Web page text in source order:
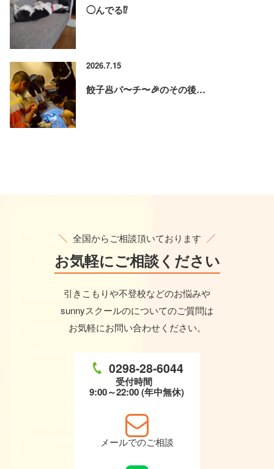
◯んでる⁉️
2026.7.15
餃子🥟パ〜チ〜🎉のその後…
全国からご相談頂いております
お気軽にご相談ください
引きこもりや不登校などのお悩みや
sunnyスクールのについてのご質問は
お気軽にお問い合わせください。
0298-28-6044
受付時間
9:00～22:00 (年中無休)
メールでのご相談